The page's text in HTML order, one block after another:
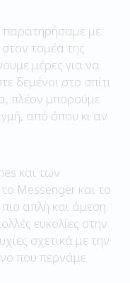
παρατηρήσαμε με
τομέα της
μέρες για να
δεμένοι στο σπίτι
πλέον μπορούμε
από όπου κι αν
και των
Messenger και το
απλή και άμεση.
ευκολίες στην
σχετικά με την
που περνάμε